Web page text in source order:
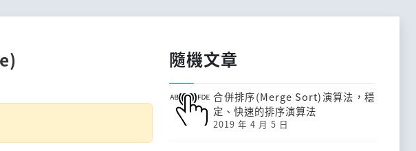
隨機文章
合併排序(Merge Sort)演算法，穩
定、快速的排序演算法
2019 年 4 月 5 日